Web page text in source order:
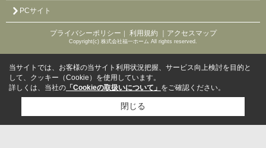
PCサイト
プライバシーポリシー ｜ 利用規約 ｜アクセスマップ
Copyright(c) 株式会社福一ホーム All rights reserved.
当サイトでは、お客様の当サイト利用状況把握、サービス向上検討を目的と
して、クッキー（Cookie）を使用しています。
詳しくは、当社の 「Cookieの取扱いについて」 をご確認ください。
閉じる